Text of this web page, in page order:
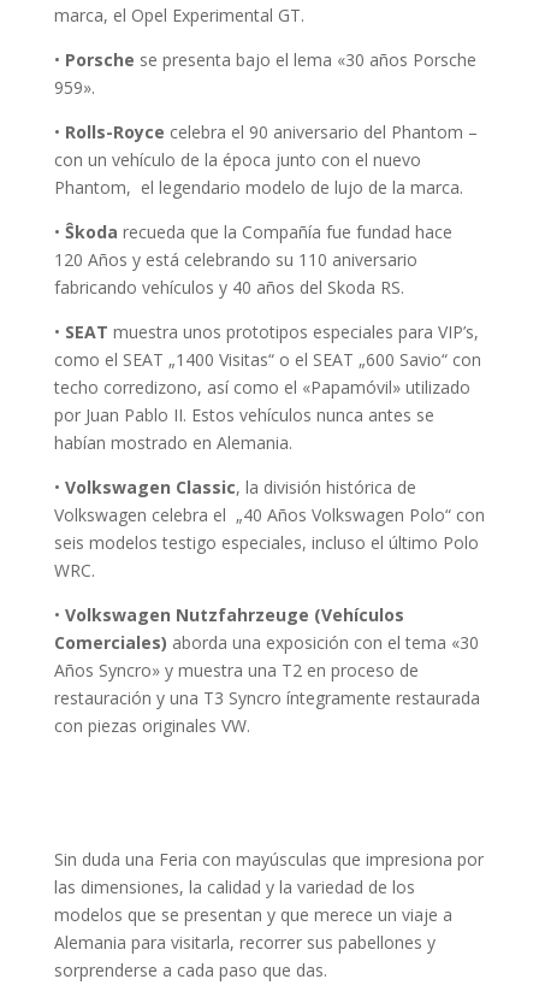
marca, el Opel Experimental GT.
• Porsche se presenta bajo el lema «30 años Porsche
959».
• Rolls-Royce celebra el 90 aniversario del Phantom –
con un vehículo de la época junto con el nuevo
Phantom, el legendario modelo de lujo de la marca.
• Ŝkoda recueda que la Compañía fue fundad hace
120 Años y está celebrando su 110 aniversario
fabricando vehículos y 40 años del Skoda RS.
• SEAT muestra unos prototipos especiales para VIP’s,
como el SEAT „1400 Visitas“ o el SEAT „600 Savio“ con
techo corredizono, así como el «Papamóvil» utilizado
por Juan Pablo II. Estos vehículos nunca antes se
habían mostrado en Alemania.
• Volkswagen Classic, la división histórica de
Volkswagen celebra el „40 Años Volkswagen Polo“ con
seis modelos testigo especiales, incluso el último Polo
WRC.
• Volkswagen Nutzfahrzeuge (Vehículos
Comerciales) aborda una exposición con el tema «30
Años Syncro» y muestra una T2 en proceso de
restauración y una T3 Syncro íntegramente restaurada
con piezas originales VW.
Sin duda una Feria con mayúsculas que impresiona por
las dimensiones, la calidad y la variedad de los
modelos que se presentan y que merece un viaje a
Alemania para visitarla, recorrer sus pabellones y
sorprenderse a cada paso que das.